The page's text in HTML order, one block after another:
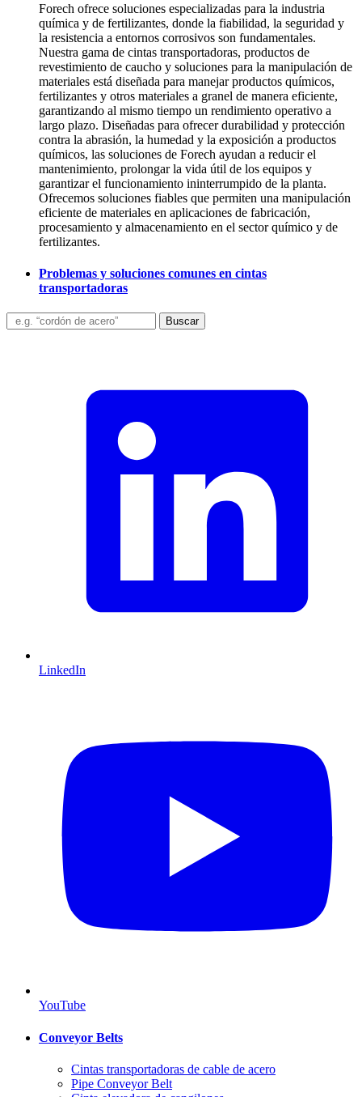
Forech ofrece soluciones especializadas para la industria
química y de fertilizantes, donde la fiabilidad, la seguridad y
la resistencia a entornos corrosivos son fundamentales.
Nuestra gama de cintas transportadoras, productos de
revestimiento de caucho y soluciones para la manipulación de
materiales está diseñada para manejar productos químicos,
fertilizantes y otros materiales a granel de manera eficiente,
garantizando al mismo tiempo un rendimiento operativo a
largo plazo. Diseñadas para ofrecer durabilidad y protección
contra la abrasión, la humedad y la exposición a productos
químicos, las soluciones de Forech ayudan a reducir el
mantenimiento, prolongar la vida útil de los equipos y
garantizar el funcionamiento ininterrumpido de la planta.
Ofrecemos soluciones fiables que permiten una manipulación
eficiente de materiales en aplicaciones de fabricación,
procesamiento y almacenamiento en el sector químico y de
fertilizantes.
Problemas y soluciones comunes en cintas
transportadoras
Buscar
LinkedIn
YouTube
Conveyor Belts
Cintas transportadoras de cable de acero
Pipe Conveyor Belt